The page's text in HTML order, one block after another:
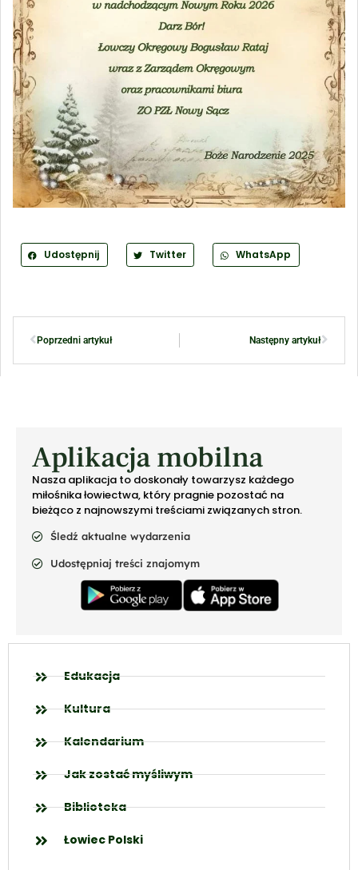
Udostępnij Twitter WhatsApp
Poprzedni artykuł Następny artykuł
Aplikacja mobilna
Nasza aplikacja to doskonały towarzysz każdego
miłośnika łowiectwa, który pragnie pozostać na
bieżąco z najnowszymi treściami związanych stron.
Śledź aktualne wydarzenia
Udostępniaj treści znajomym
Edukacja
Kultura
Kalendarium
Jak zostać myśliwym
Biblioteka
Łowiec Polski